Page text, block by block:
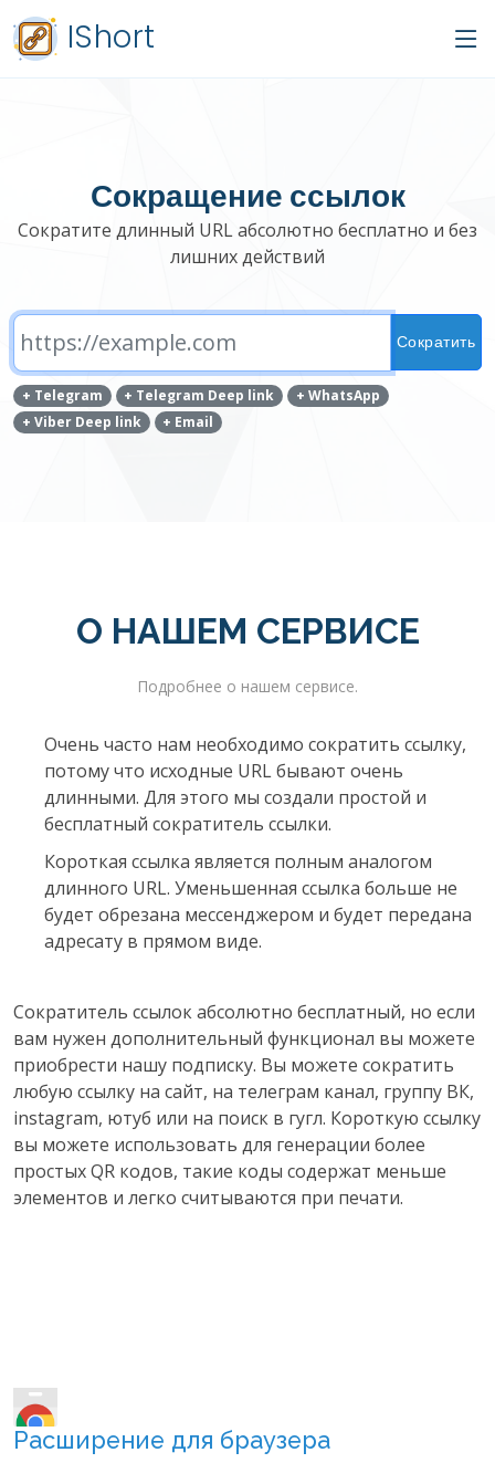
IShort
Сокращение ссылок
Сократите длинный URL абсолютно бесплатно и без
лишних действий
Сократить
+ Telegram + Telegram Deep link
+ WhatsApp
+ Viber Deep link
+ Email
О НАШЕМ СЕРВИСЕ
Подробнее о нашем сервисе.
Очень часто нам необходимо сократить ссылку,
потому что исходные URL бывают очень
длинными. Для этого мы создали простой и
бесплатный сократитель ссылки.
Короткая ссылка является полным аналогом
длинного URL. Уменьшенная ссылка больше не
будет обрезана мессенджером и будет передана
адресату в прямом виде.
Сократитель ссылок абсолютно бесплатный, но если
вам нужен дополнительный функционал вы можете
приобрести нашу подписку. Вы можете сократить
любую ссылку на сайт, на телеграм канал, группу ВК,
instagram, ютуб или на поиск в гугл. Короткую ссылку
вы можете использовать для генерации более
простых QR кодов, такие коды содержат меньше
элементов и легко считываются при печати.
Расширение для браузера